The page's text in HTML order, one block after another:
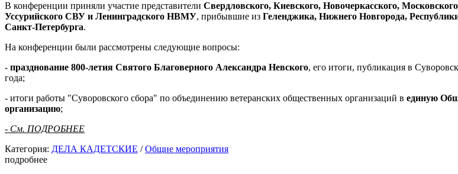
В конференции приняли участие представители Свердловского, Киевского, Новочеркасского,
Уссурийского СВУ и Ленинградского НВМУ, прибывшие из Геленджика, Нижнего Новгорода,
Санкт-Петербурга.
На конференции были рассмотрены следующие вопросы:
- празднование 800-летия Святого Благоверного Александра Невского, его итоги, публикация в
года;
- итоги работы "Суворовского сбора" по объединению ветеранских общественных организаций в единую
организацию;
- См. ПОДРОБНЕЕ
Категория: ДЕЛА КАДЕТСКИЕ /Общие мероприятия
подробнее